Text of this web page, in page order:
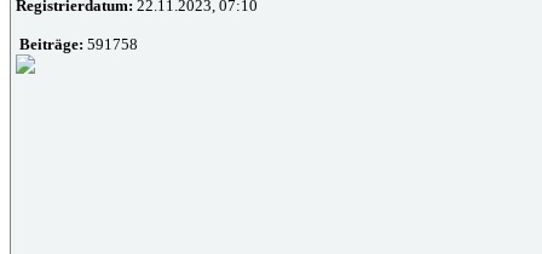
Registrierdatum: 22.11.2023, 07:10
Beiträge: 591758